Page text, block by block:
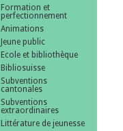
Formation et
perfectionnement
Animations
Jeune public
Ecole et bibliothèque
Bibliosuisse
Subventions
cantonales
Subventions
extraordinaires
Littérature de jeunesse